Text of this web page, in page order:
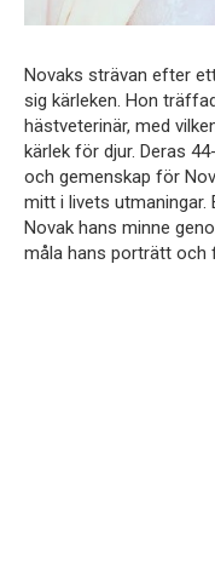
Novaks strävan efter
sig kärleken. Hon
hästveterinär, med
kärlek för djur. Deras
och gemenskap för
mitt i livets utmaningar.
Novak hans minne
måla hans porträtt och